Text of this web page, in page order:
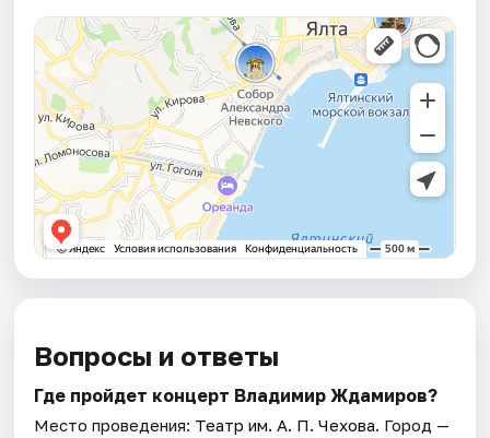
Вопросы и ответы
Где пройдет концерт Владимир Ждамиров?
Место проведения: Театр им. А. П. Чехова. Город —